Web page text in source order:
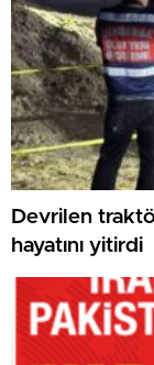
Devrilen
hayatını yitirdi